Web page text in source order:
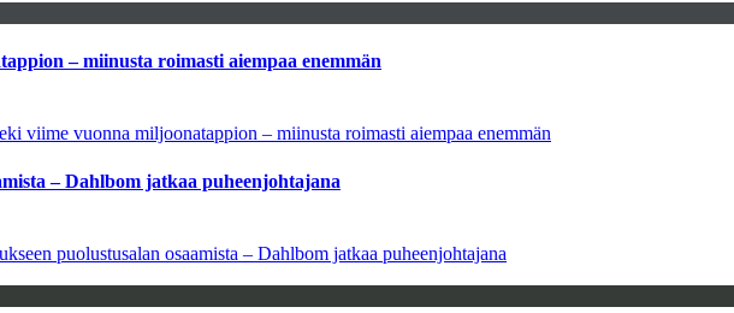
– miinusta roimasti aiempaa enemmän
viime vuonna miljoonatappion – miinusta roimasti aiempaa enemmän
– Dahlbom jatkaa puheenjohtajana
puolustusalan osaamista – Dahlbom jatkaa puheenjohtajana